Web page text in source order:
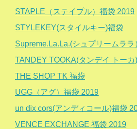
STAPLE（ステイプル）福袋 2019
STYLEKEY(スタイルキー)福袋
Supreme.La.La.(シュプリームラ
TANDEY TOOKA(タンデイ トー
THE SHOP TK 福袋
UGG（アグ）福袋 2019
un dix cors(アンディコール)福袋
VENCE EXCHANGE 福袋 2019